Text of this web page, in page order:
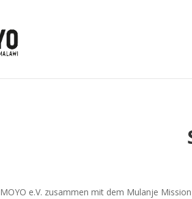
MOYO e.V. zusammen mit dem Mulanje